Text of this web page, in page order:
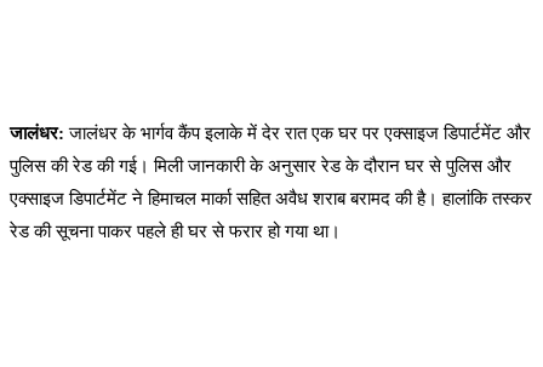
जालंधर:जालंधर के भार्गव कैंप इलाके में देर रात एक घर पर एक्साइज डिपार्टमेंट और
पुलिस की रेड की गई। मिली जानकारी के अनुसार रेड के दौरान घर से पुलिस और
एक्साइज डिपार्टमेंट ने हिमाचल मार्का सहित अवैध शराब बरामद की है। हालांकि तस्कर
रेड की सूचना पाकर पहले ही घर से फरार हो गया था।